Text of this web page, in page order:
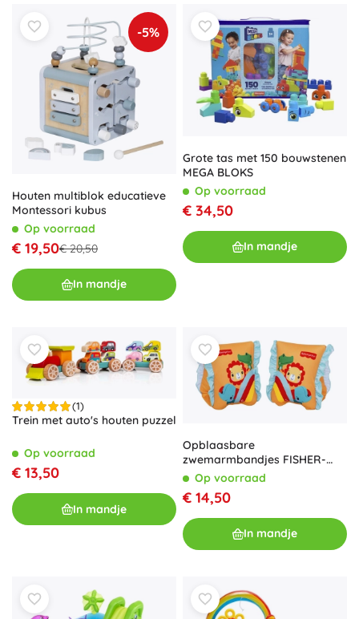
-5%
Houten multiblok educatieve
Montessori kubus
Op voorraad
€ 19,50€ 20,50
In mandje
Grote tas met 150 bouwstenen
MEGA BLOKS
Op voorraad
€ 34,50
In mandje
(1)
Trein met auto's houten puzzel
Op voorraad
€ 13,50
In mandje
Opblaasbare
zwemarmbandjes FISHER-
PRICE S/M met UPF 50-
bescherming
Op voorraad
€ 14,50
In mandje